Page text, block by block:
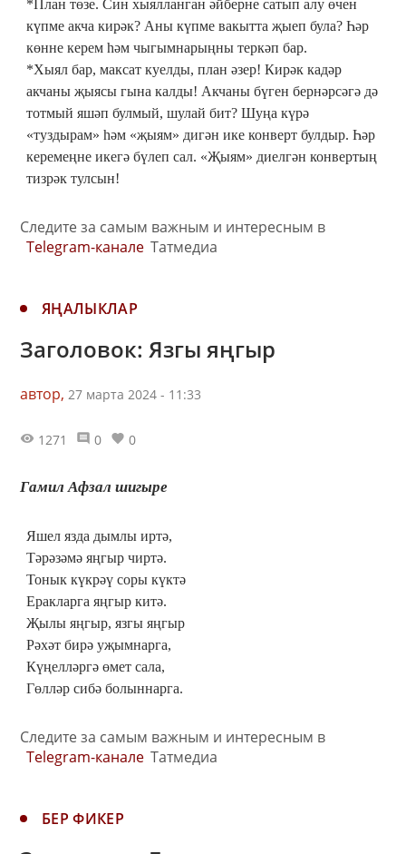
*План төзе. Син хыялланган әйберне сатып алу өчен
күпме акча кирәк? Аны күпме вакытта җыеп була? Һәр
көнне керем һәм чыгымнарыңны теркәп бар.
*Хыял бар, максат куелды, план әзер! Кирәк кадәр
акчаны җыясы гына калды! Акчаны бүген бернәрсәгә дә
тотмый яшәп булмый, шулай бит? Шуңа күрә
«туздырам» һәм «җыям» дигән ике конверт булдыр. Һәр
керемеңне икегә бүлеп сал. «Җыям» диелгән конвертың
тизрәк тулсын!
Следите за самым важным и интересным в
Telegram-канале Татмедиа
ЯҢАЛЫКЛАР
Заголовок: Язгы яңгыр
автор, 27 марта 2024 - 11:33
1271 0 0
Гамил Афзал шигыре
Яшел язда дымлы иртә,
Тәрәзәмә яңгыр чиртә.
Тонык күкрәү соры күктә
Еракларга яңгыр китә.
Җылы яңгыр, язгы яңгыр
Рәхәт бирә уҗымнарга,
Күңелләргә өмет сала,
Гөлләр сибә болыннарга.
Следите за самым важным и интересным в
Telegram-канале Татмедиа
БЕР ФИКЕР